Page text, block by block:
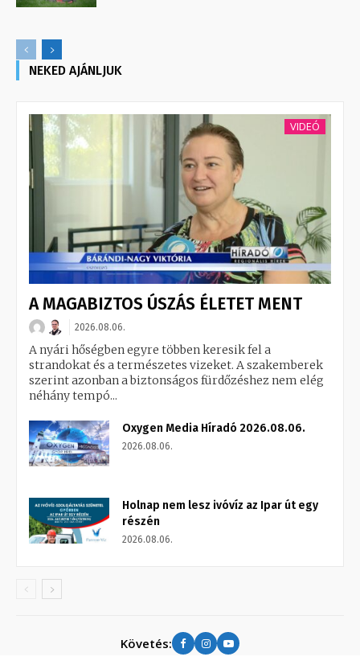
NEKED AJÁNLJUK
VIDEÓ
A MAGABIZTOS ÚSZÁS ÉLETET MENT
2026.08.06.
A nyári hőségben egyre többen keresik fel a
strandokat és a természetes vizeket. A szakemberek
szerint azonban a biztonságos fürdőzéshez nem elég
néhány tempó...
Oxygen Media Híradó 2026.08.06.
2026.08.06.
Holnap nem lesz ivóvíz az Ipar út egy
részén
2026.08.06.
Követés: